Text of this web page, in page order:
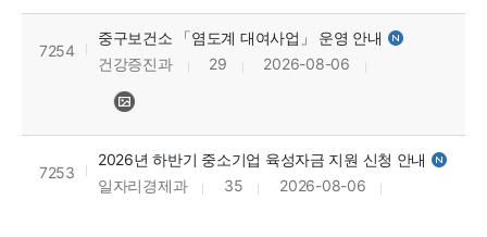
7254
중구보건소 「염도계 대여사업」 운영 안내
건강증진과
29 2026-08-06
7253
2026년 하반기 중소기업 육성자금 지원 신청 안내
일자리경제과
35 2026-08-06